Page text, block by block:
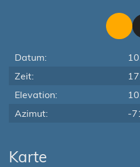
Datum:
Zeit:
Elevation:
Azimut:
-
Karte